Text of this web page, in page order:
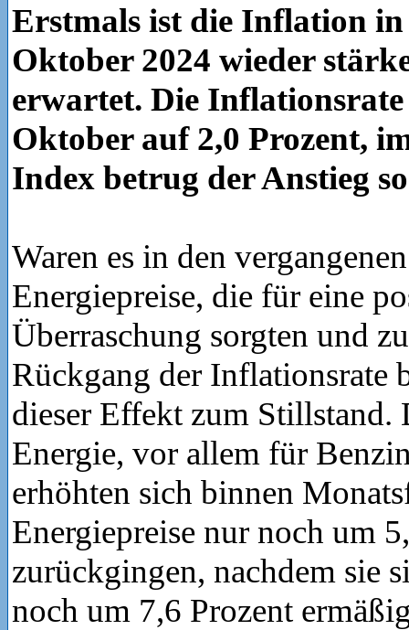
Erstmals ist die Inflation
Oktober 2024 wieder
erwartet. Die
Oktober auf 2,0 Prozent,
Index betrug der Anstieg
Waren es in den
Energiepreise, die für eine
Überraschung sorgten und
Rückgang der Inflationsrate
dieser Effekt zum Stillstand.
Energie, vor allem für
erhöhten sich binnen
Energiepreise nur noch um
zurückgingen, nachdem sie
noch um 7,6 Prozent